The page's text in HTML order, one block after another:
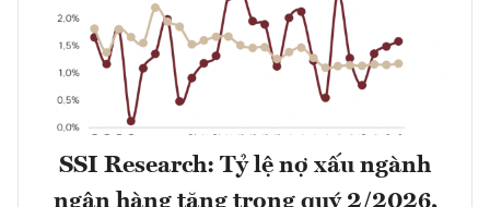
SSI Research: Tỷ lệ nợ xấu ngành
ngân hàng tăng trong quý 2/2026,